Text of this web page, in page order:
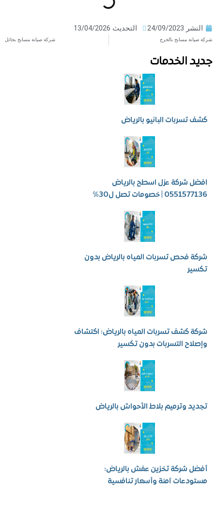
24/09/2023 التحديث 13/04/2026
مسابح بالخرج شركة صيانة مسابح بحائل
الخدمات
البانيو بالرياض
شركة عزل اسطح بالرياض
| خصومات تصل ل30%
فحص تسربات المياه بالرياض بدون
كشف تسربات المياه بالرياض: اكتشاف
التسربات بدون تكسير
وترميم بلاط الأحواش بالرياض
شركة تخزين عفش بالرياض:
آمنة وأسعار تنافسية